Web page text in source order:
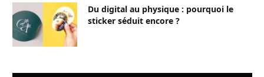
Du digital au physique : pourquoi le
sticker séduit encore ?